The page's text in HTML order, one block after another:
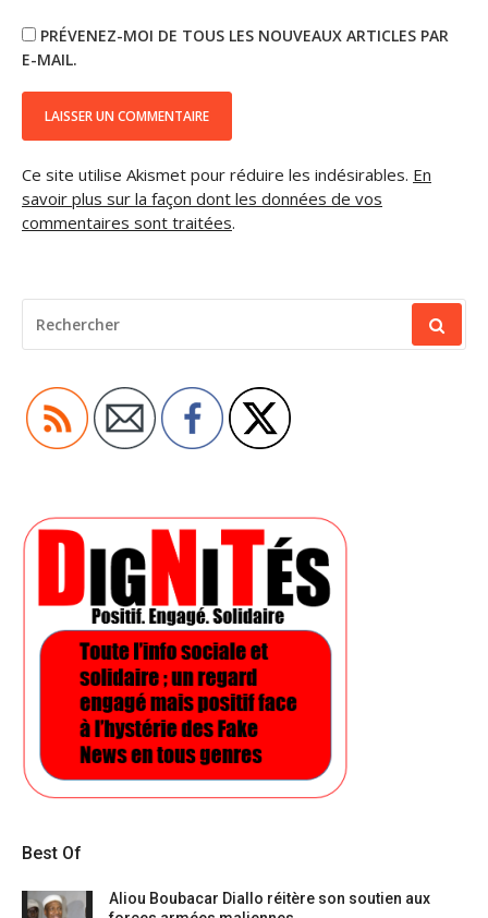
PRÉVENEZ-MOI DE TOUS LES NOUVEAUX ARTICLES PAR
E-MAIL.
Ce site utilise Akismet pour réduire les indésirables. En
savoir plus sur la façon dont les données de vos
commentaires sont traitées.
POUR
:
Best Of
Aliou Boubacar Diallo réitère son soutien aux